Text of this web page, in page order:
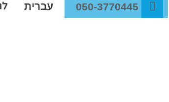
050-3770445 עברית